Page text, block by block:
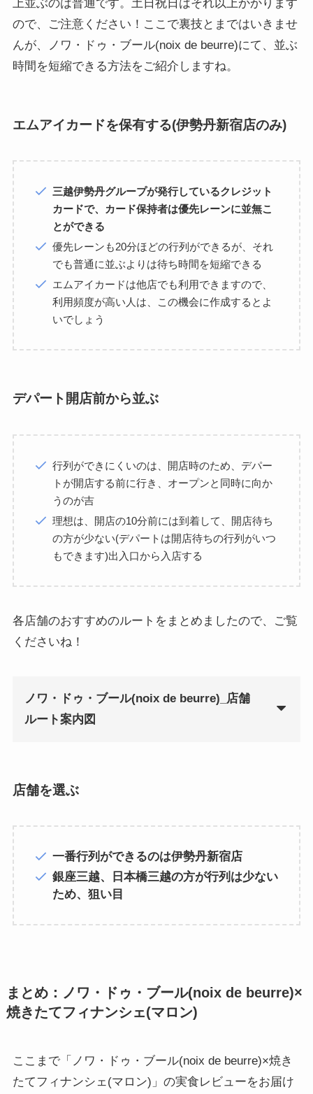
上並ぶのは普通です。土日祝日はそれ以上かかります
ので、ご注意ください！ここで裏技とまではいきませ
んが、ノワ・ドゥ・ブール(noix de beurre)にて、並ぶ
時間を短縮できる方法をご紹介しますね。
エムアイカードを保有する(伊勢丹新宿店のみ)
三越伊勢丹グループが発行しているクレジット
カードで、カード保持者は優先レーンに並無こ
とができる
優先レーンも20分ほどの行列ができるが、それ
でも普通に並ぶよりは待ち時間を短縮できる
エムアイカードは他店でも利用できますので、
利用頻度が高い人は、この機会に作成するとよ
いでしょう
デパート開店前から並ぶ
行列ができにくいのは、開店時のため、デパー
トが開店する前に行き、オープンと同時に向か
うのが吉
理想は、開店の10分前には到着して、開店待ち
の方が少ない(デパートは開店待ちの行列がいつ
もできます)出入口から入店する
各店舗のおすすめのルートをまとめましたので、ご覧
くださいね！
ノワ・ドゥ・ブール(noix de beurre)_店舗
ルート案内図
店舗を選ぶ
一番行列ができるのは伊勢丹新宿店
銀座三越、日本橋三越の方が行列は少ない
ため、狙い目
まとめ：ノワ・ドゥ・ブール(noix de beurre)×
焼きたてフィナンシェ(マロン)
ここまで「ノワ・ドゥ・ブール(noix de beurre)×焼き
たてフィナンシェ(マロン)」の実食レビューをお届け